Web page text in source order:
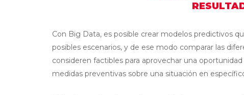
Con Big Data, es posible crear modelos predictivos
posibles escenarios, y de ese modo comparar las
consideren factibles para aprovechar una
medidas preventivas sobre una situación en